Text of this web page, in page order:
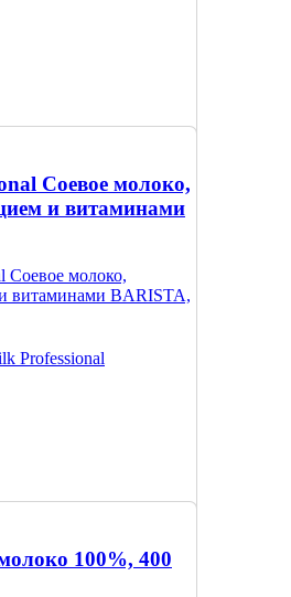
Соевое молоко,
и витаминами
Professional
100%, 400